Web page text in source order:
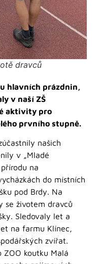
dravců
hlavních prázdnin,
v naší ZŠ
aktivity pro
prvního stupně.
našich
v „Mladé
na
do místních
pod Brdy. Na
se životem dravců
Sledovaly let a
na farmu Klínec,
zvířat.
koutku Malá